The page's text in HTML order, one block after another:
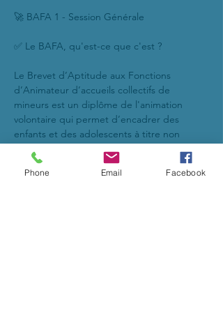
🚀 BAFA 1 - Session Générale
✅ Le BAFA, qu'est-ce que c'est ?
Le Brevet d’Aptitude aux Fonctions
d’Animateur d’accueils collectifs de
mineurs est un diplôme de l'animation
volontaire qui permet d’encadrer des
enfants et des adolescents à titre non
professionnel et de façon occasionnelle.
🔥 La formation comprend 3 étapes, 2
Phone Email Facebook